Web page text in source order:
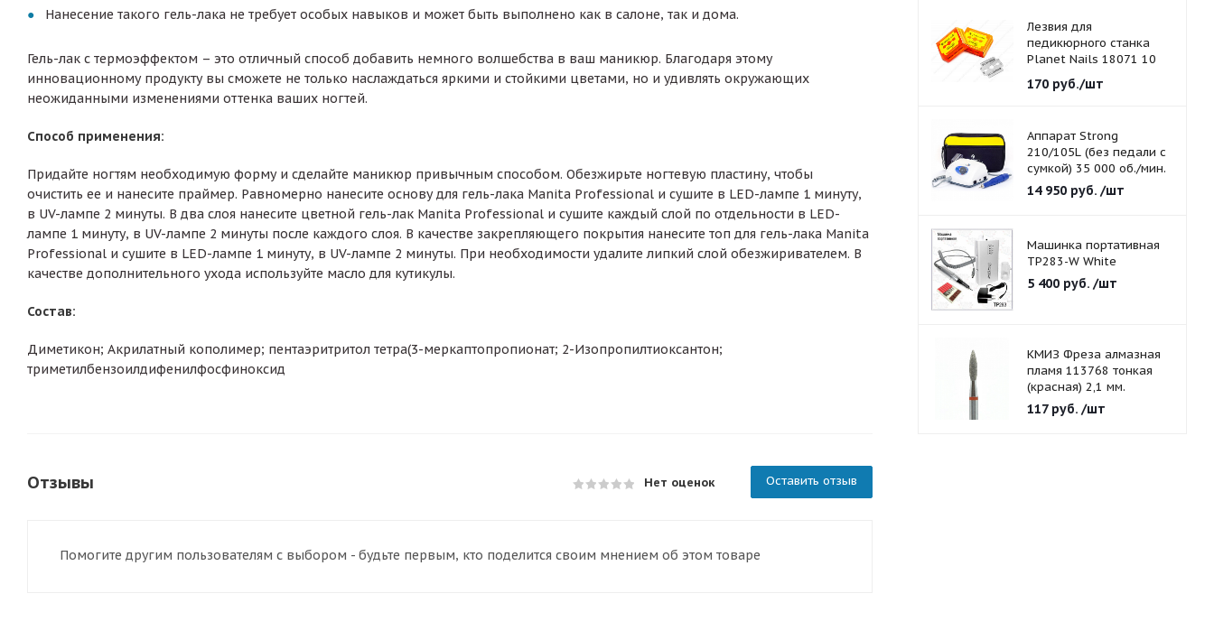
Нанесение такого гель-лака не требует особых навыков и может быть выполнено как в салоне, так и дома.
Гель-лак с термоэффектом – это отличный способ добавить немного волшебства в ваш маникюр. Благодаря этому
инновационному продукту вы сможете не только наслаждаться яркими и стойкими цветами, но и удивлять окружающих
неожиданными изменениями оттенка ваших ногтей.
Способ применения:
Придайте ногтям необходимую форму и сделайте маникюр привычным способом. Обезжирьте ногтевую пластину, чтобы
очистить ее и нанесите праймер. Равномерно нанесите основу для гель-лака Manita Professional и сушите в LED-лампе 1 минуту,
в UV-лампе 2 минуты. В два слоя нанесите цветной гель-лак Manita Professional и сушите каждый слой по отдельности в LED-
лампе 1 минуту, в UV-лампе 2 минуты после каждого слоя. В качестве закрепляющего покрытия нанесите топ для гель-лака Manita
Professional и сушите в LED-лампе 1 минуту, в UV-лампе 2 минуты. При необходимости удалите липкий слой обезжиривателем. В
качестве дополнительного ухода используйте масло для кутикулы.
Состав:
Диметикон; Акрилатный кополимер; пентаэритритол тетра(3-меркаптопропионат; 2-Изопропилтиоксантон;
триметилбензоилдифенилфосфиноксид
Отзывы Нет оценок Оставить отзыв
Помогите другим пользователям с выбором - будьте первым, кто поделится своим мнением об этом товаре
Лезвия для
педикюрного станка
Planet Nails 18071 10
170руб./шт
Аппарат Strong
210/105L (без педали с
сумкой) 35 000 об./мин.
14 950руб. /шт
Машинка портативная
TP283-W White
5 400руб. /шт
КМИЗ Фреза алмазная
пламя 113768 тонкая
(красная) 2,1 мм.
117руб. /шт